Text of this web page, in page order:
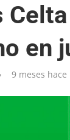
en
9 meses hace